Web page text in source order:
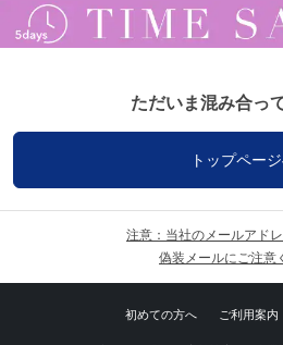
ただいま混み合っ
トップペー
注意：当社のメールアド
偽装メールにご注意
初めての方へ ご利用案内